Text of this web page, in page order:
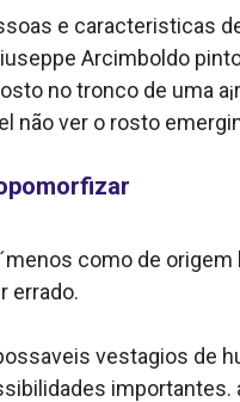
e caracteri­sticas
Arcimboldo
no tronco de uma
não ver o rosto
como de
errado.
vesta­gios de